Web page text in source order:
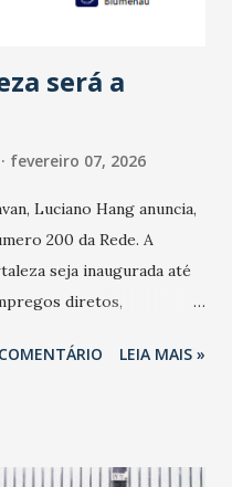
o faturamento também
44% dos n...
será a
fevereiro 07, 2026
Luciano Hang anuncia,
200 da Rede. A
seja inaugurada até
diretos,
oficialmente, mas
LEIA MAIS »